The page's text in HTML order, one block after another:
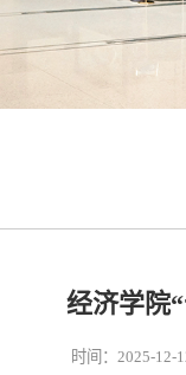
经济学院
时间：2025-